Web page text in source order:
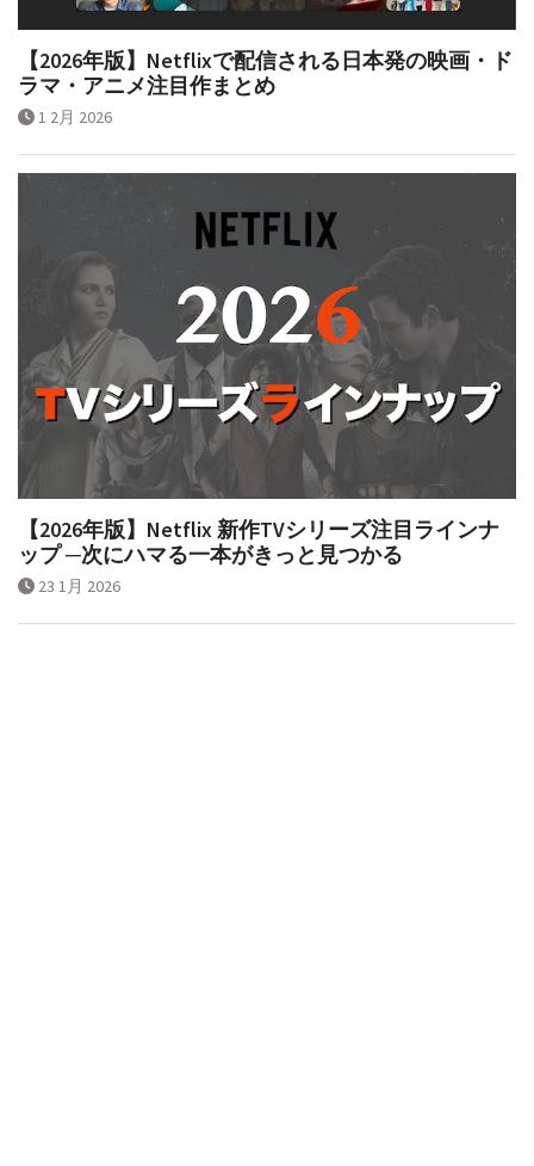
【2026年版】Netflixで配信される日本発の映画・ド
ラマ・アニメ注目作まとめ
1 2月 2026
【2026年版】Netflix 新作TVシリーズ注目ラインナ
ップ ─次にハマる一本がきっと見つかる
23 1月 2026